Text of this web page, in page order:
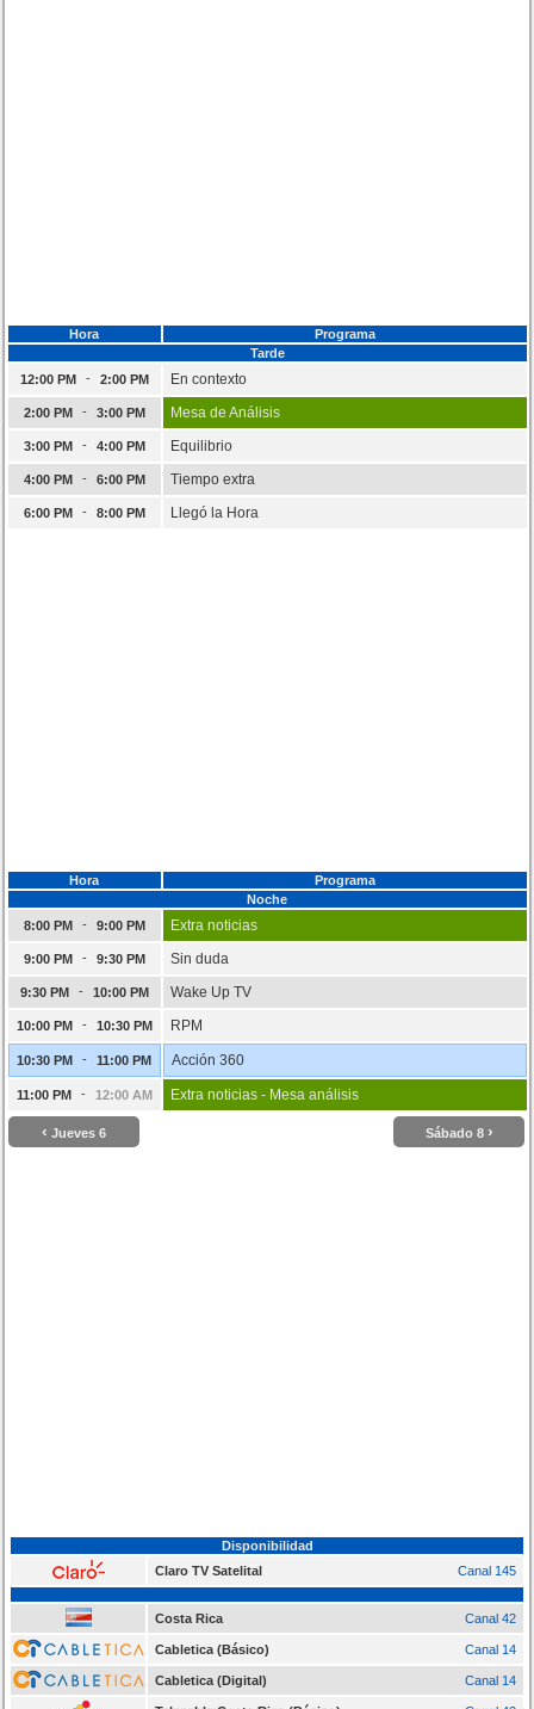
Hora
Programa
Tarde
12:00 PM
- 2:00 PM En contexto
2:00 PM - 3:00 PM Mesa de Análisis
3:00 PM - 4:00 PM Equilibrio
4:00 PM - 6:00 PM Tiempo extra
6:00 PM - 8:00 PM Llegó la Hora
Hora
Programa
Noche
8:00 PM
- 9:00 PM Extra noticias
9:00 PM - 9:30 PM Sin duda
9:30 PM - 10:00 PM Wake Up TV
10:00 PM - 10:30 PM RPM
10:30 PM - 11:00 PM Acción 360
11:00 PM - 12:00 AM Extra noticias - Mesa análisis
‹ Jueves 6 Sábado 8 ›
Disponibilidad
Claro TV Satelital
Canal 145
Costa Rica Canal 42
Cabletica (Básico) Canal 14
Cabletica (Digital) Canal 14